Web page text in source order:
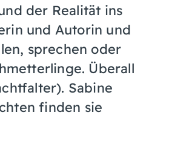
der Realität ins
und Autorin und
sprechen oder
Überall
Sabine
finden sie